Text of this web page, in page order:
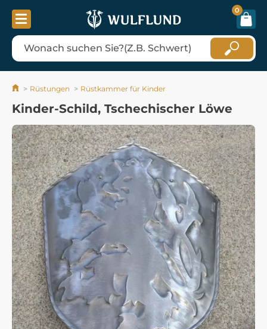
0
Rüstungen Rüstkammer für Kinder
Kinder-Schild, Tschechischer Löwe